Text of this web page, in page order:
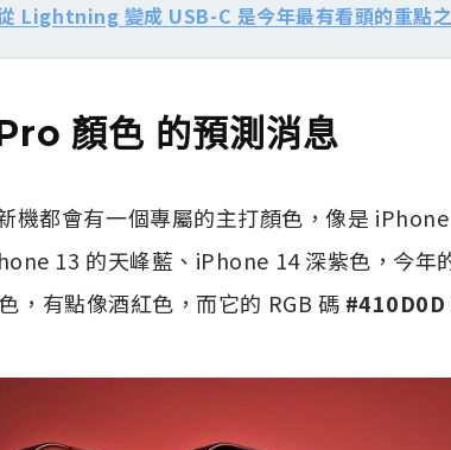
Lightning 變成 USB-C 是今年最有看頭的重點
顏色 的預測消息
都會有一個專屬的主打顏色，像是 iPhone
13 的天峰藍、iPhone 14 深紫色，今年
，有點像酒紅色，而它的 RGB 碼 #410D0D